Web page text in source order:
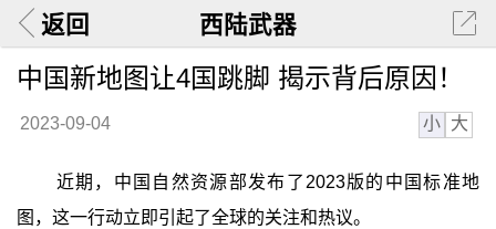
返回 西陆武器
中国新地图让4国跳脚 揭示背后原因！
2023-09-04 小 大
近期，中国自然资源部发布了2023版的中国标准地
图，这一行动立即引起了全球的关注和热议。